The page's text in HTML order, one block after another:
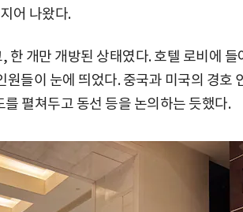
어 나왔다.
한 개만 개방된 상태였다. 호텔 로비에 들
들이 눈에 띄었다. 중국과 미국의 경호
펼쳐두고 동선 등을 논의하는 듯했다.